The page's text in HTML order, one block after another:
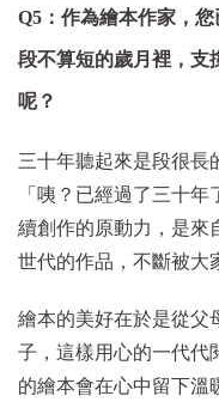
Q5：作為繪本作家，
段不算短的歲月裡，支
呢？
三十年聽起來是段很長
「咦？已經過了三十
續創作的原動力，是來
世代的作品，不斷被大
繪本的美好在於是從父
子，這樣用心的一代代
的繪本會在心中留下溫